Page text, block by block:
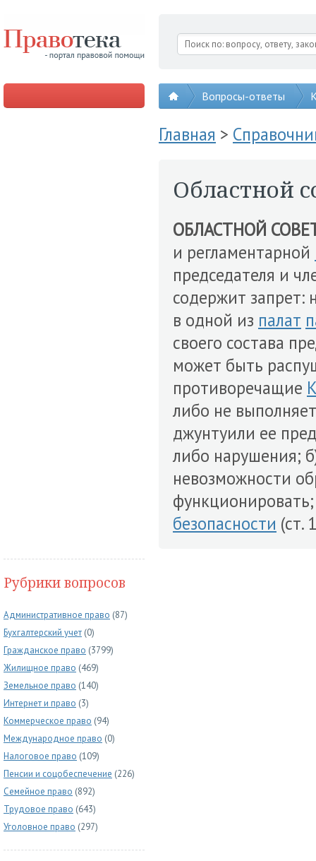
Вопросы-ответы
Рубрики вопросов
Административное право (87)
Бухгалтерский учет (0)
Гражданское право (3799)
Жилищное право (469)
Земельное право (140)
Интернет и право (3)
Коммерческое право (94)
Международное право (0)
Налоговое право (109)
Пенсии и соцобеспечение (226)
Семейное право (892)
Трудовое право (643)
Уголовное право (297)
Главная >
Областной
ОБЛАСТНОЙ
и регламентарной
председателя и
содержит запрет:
в одной из палат
своего состава
может быть
противоречащие
либо не
джунтуили ее
либо нарушения;
невозможности
безопасности (ст.